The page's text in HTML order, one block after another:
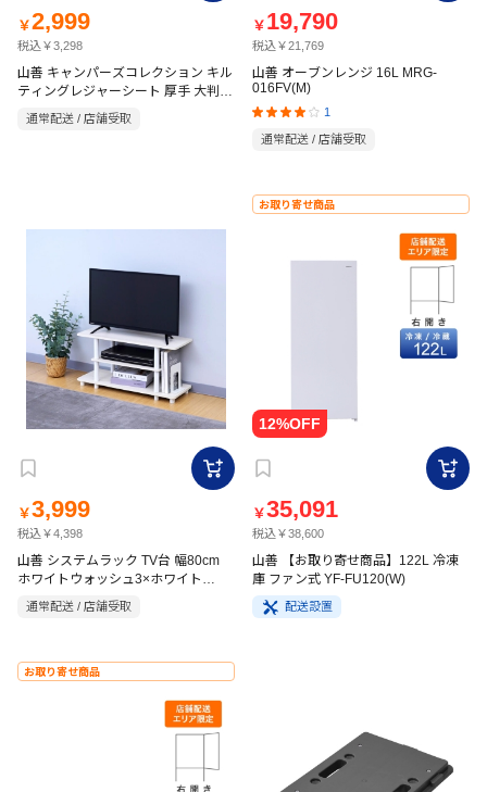
￥2,999
税込￥3,298
山善 キャンパーズコレクション キル
ティングレジャーシート 厚手 大判
200×200cm コヨーテ HAB-
2020SP(CY)
通常配送 / 店舗受取
￥ 19,790
税込￥21,769
山善 オーブンレンジ 16L MRG-
016FV(M)
1
通常配送 / 店舗受取
￥3,999
税込￥4,398
山善 システムラック TV台 幅80cm
ホワイトウォッシュ3×ホワイト
通常配送 / 店舗受取
お取り寄せ商品
￥35,091
税込￥38,600
山善 【お取り寄せ商品】122L 冷凍
庫 ファン式 YF-FU120(W)
配送設置
お取り寄せ商品